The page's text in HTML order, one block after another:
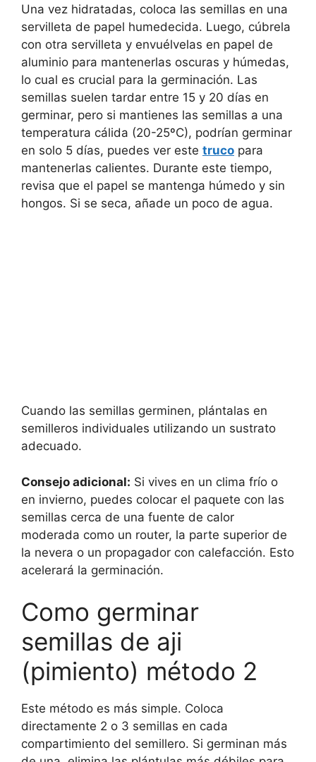
Una vez hidratadas, coloca las semillas en una
servilleta de papel humedecida. Luego, cúbrela
con otra servilleta y envuélvelas en papel de
aluminio para mantenerlas oscuras y húmedas,
lo cual es crucial para la germinación. Las
semillas suelen tardar entre 15 y 20 días en
germinar, pero si mantienes las semillas a una
temperatura cálida (20-25ºC), podrían germinar
en solo 5 días, puedes ver este truco para
mantenerlas calientes. Durante este tiempo,
revisa que el papel se mantenga húmedo y sin
hongos. Si se seca, añade un poco de agua.
Cuando las semillas germinen, plántalas en
semilleros individuales utilizando un sustrato
adecuado.
Consejo adicional: Si vives en un clima frío o
en invierno, puedes colocar el paquete con las
semillas cerca de una fuente de calor
moderada como un router, la parte superior de
la nevera o un propagador con calefacción. Esto
acelerará la germinación.
Como germinar
semillas de aji
(pimiento) método 2
Este método es más simple. Coloca
directamente 2 o 3 semillas en cada
compartimiento del semillero. Si germinan más